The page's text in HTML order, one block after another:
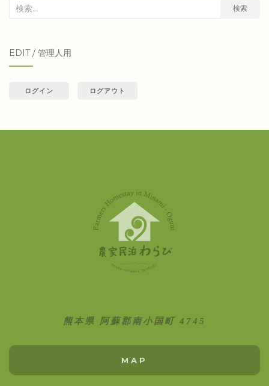
検
象:
検索
EDIT / 管理人用
ログイン ログアウト
熊本県 阿蘇郡南小国町 4745
MAP